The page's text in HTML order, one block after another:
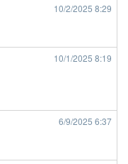
10/2/2025 8:29
10/1/2025 8:19
6/9/2025 6:37